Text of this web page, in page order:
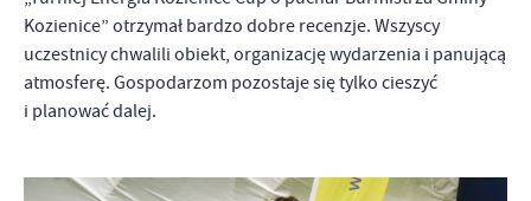
Kozienice” otrzymał bardzo dobre recenzje. Wszyscy
uczestnicy chwalili obiekt, organizację wydarzenia i panującą
atmosferę. Gospodarzom pozostaje się tylko cieszyć
i planować dalej.